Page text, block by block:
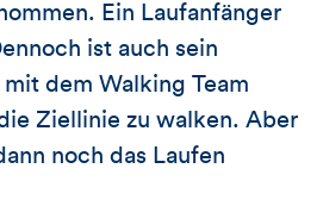
Ein Laufanfänger
ist auch sein
dem Walking Team
Ziellinie zu walken. Aber
noch das Laufen